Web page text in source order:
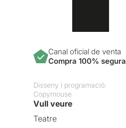
Canal oficial de venta
Compra 100% segura
Disseny i programació:
Copymouse
Vull veure
Teatre